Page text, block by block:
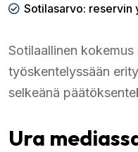
Sotilasarvo: reservin
Sotilaallinen kokemus
työskentelyssään
selkeänä
Ura